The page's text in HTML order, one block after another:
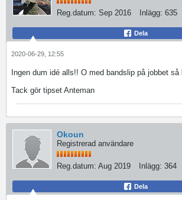
Reg.datum: Sep 2016 Inlägg: 635
Dela
2020-06-29, 12:55
Ingen dum idé alls!! O med bandslip på jobbet så
Tack gör tipset Anteman
Okoun
Registrerad användare
Reg.datum: Aug 2019 Inlägg: 364
Dela